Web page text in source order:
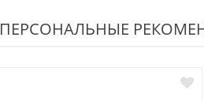
ПЕРСОНАЛЬНЫЕ